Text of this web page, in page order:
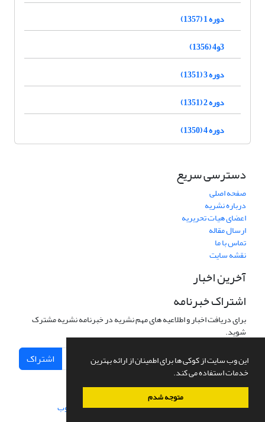
این وب سایت از کوکی ها برای اطمینان از ارائه بهترین
خدمات استفاده می کند.
متوجه شدم
دوره 1 (1357)
3و4 (1356)
دوره 3 (1351)
دوره 2 (1351)
دوره 4 (1350)
دسترسی سریع
صفحه اصلی
درباره نشریه
اعضای هیات تحریریه
ارسال مقاله
تماس با ما
نقشه سایت
آخرین اخبار
اشتراک خبرنامه
برای دریافت اخبار و اطلاعیه های مهم نشریه در خبرنامه نشریه مشترک
شوید.
اشتراک
سامانه مدیریت نشریات علمی.طراحی و پیاده سازی از سیناوب